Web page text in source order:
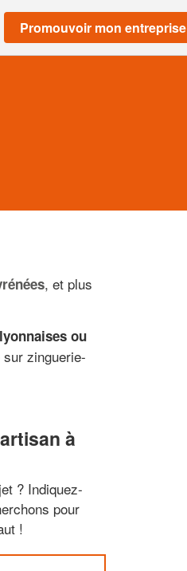
Promouvoir mon entreprise
, et plus
ou
zinguerie-
à
? Indiquez-
pour
!